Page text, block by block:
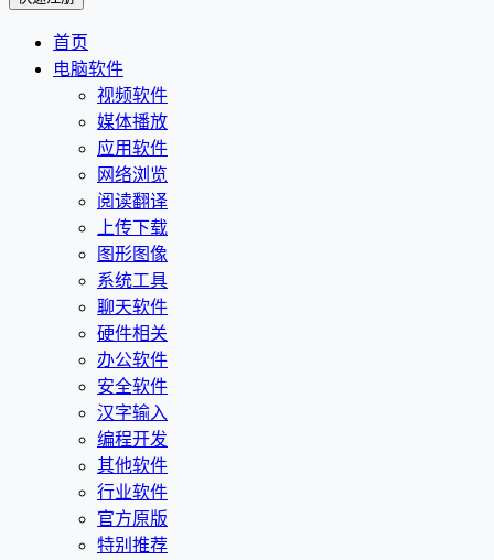
首页
电脑软件
视频软件
媒体播放
应用软件
网络浏览
阅读翻译
上传下载
图形图像
系统工具
聊天软件
硬件相关
办公软件
安全软件
汉字输入
编程开发
其他软件
行业软件
官方原版
特别推荐